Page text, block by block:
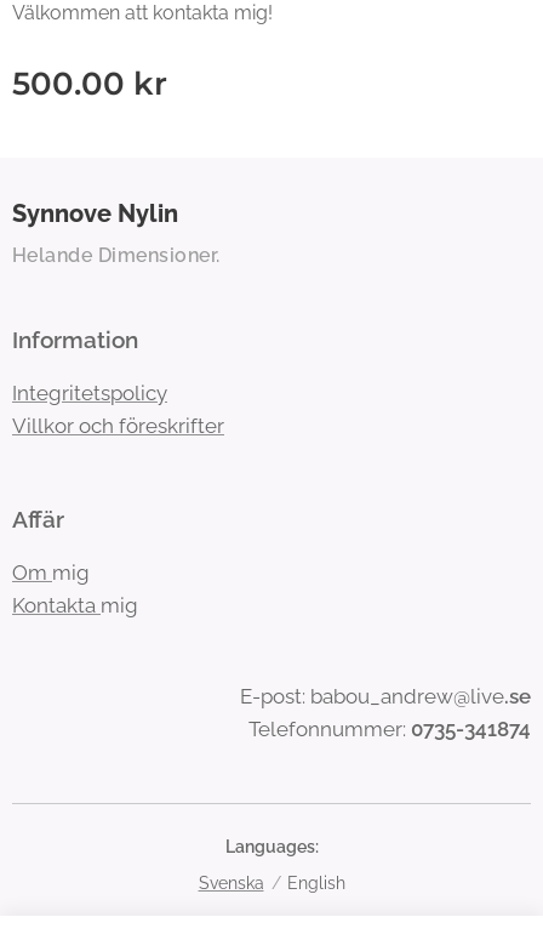
Välkommen att kontakta mig!
500.00 kr
Synnove Nylin
Helande Dimensioner.
Information
Integritetspolicy
Villkor och föreskrifter
Affär
Om mig
Kontakta mig
E-post: babou_andrew@live.se
Telefonnummer: 0735-341874
Languages
Svenska
English